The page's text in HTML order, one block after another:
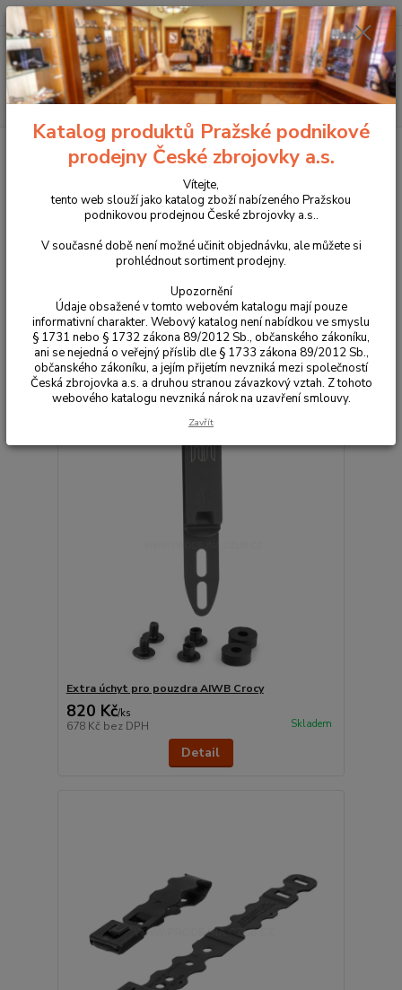
Menu
Hledat
+420 225 375 800
Pouzdra, kufry na zbraně a batohy
Kydexová pouzdra
Příslušenství
Příslušenství
Upřesnit parametry
Nejnovější Nejlevnější Nejdražší
Zobrazuji 1-8 z 8
strana z 1
Extra úchyt pro pouzdra AIWB Crocy
820 Kč/ks
678 Kč bez DPH Skladem
Detail
Katalog produktů Pražské podnikové
prodejny České zbrojovky a.s.
Vítejte,
tento web slouží jako katalog zboží nabízeného Pražskou
podnikovou prodejnou České zbrojovky a.s..
V současné době není možné učinit objednávku, ale můžete si
prohlédnout sortiment prodejny.
Upozornění
Údaje obsažené v tomto webovém katalogu mají pouze
informativní charakter. Webový katalog není nabídkou ve smyslu
§ 1731 nebo § 1732 zákona 89/2012 Sb., občanského zákoníku,
ani se nejedná o veřejný příslib dle § 1733 zákona 89/2012 Sb.,
občanského zákoníku, a jejím přijetím nevzniká mezi společností
Česká zbrojovka a.s. a druhou stranou závazkový vztah. Z tohoto
webového katalogu nevzniká nárok na uzavření smlouvy.
Zavřít